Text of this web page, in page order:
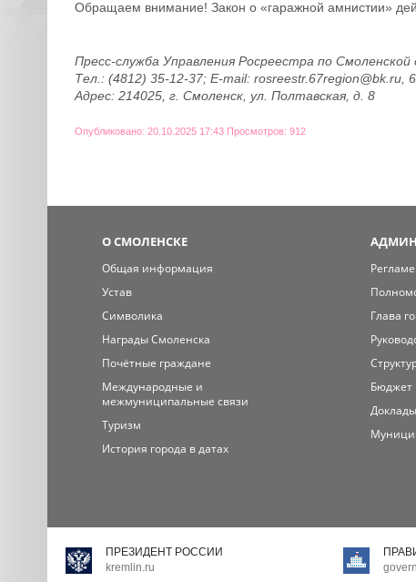
Обращаем внимание! Закон о «гаражной амнистии»
Пресс-служба Управления Росреестра по Смоленской
Тел.: (4812) 35-12-37; E-mail: rosreestr.67region@bk.ru,
Адрес: 214025, г. Смоленск, ул. Полтавская, д. 8
Опубликовано: 20.10.2025 17:43 Просмотров: 912
О СМОЛЕНСКЕ
Общая информация
Устав
Символика
Награды Смоленска
Почётные граждане
Международные и
межмуниципальные связи
Туризм
История города в датах
Глава
Бюджет
ПРЕЗИДЕНТ РОССИИ
kremlin.ru